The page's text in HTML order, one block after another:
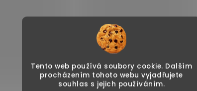
Tento web používá soubory cookie. Dalším
procházením tohoto webu vyjadřujete
souhlas s jejich používáním.